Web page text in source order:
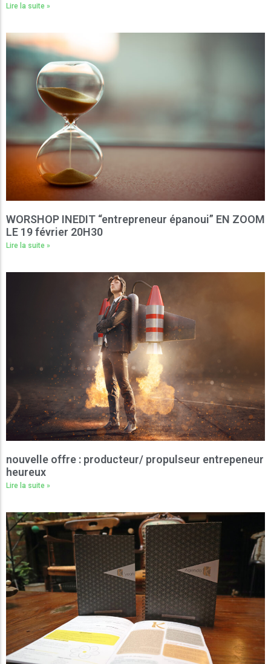
Lire la suite »
WORSHOP INEDIT “entrepreneur épanoui” EN ZOOM
LE 19 février 20H30
Lire la suite »
nouvelle offre : producteur/ propulseur entrepeneur
heureux
Lire la suite »